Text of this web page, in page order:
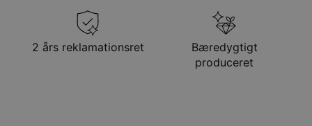
2 års reklamationsret
Bæredygtigt
produceret